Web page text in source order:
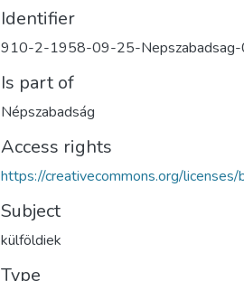
Identifier
910-2-1958-09-25-
Is part of
Népszabadság
Access rights
https://creativecommons.org/
Subject
külföldiek
Type